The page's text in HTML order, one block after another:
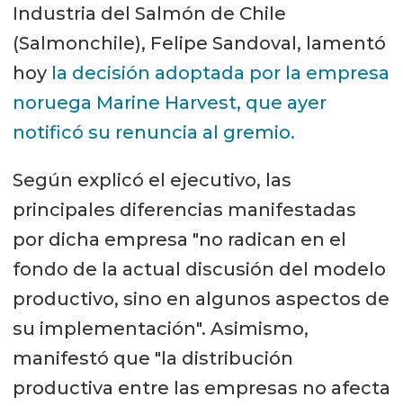
Industria del Salmón de Chile
(Salmonchile), Felipe Sandoval, lamentó
hoy la decisión adoptada por la empresa
noruega Marine Harvest, que ayer
notificó su renuncia al gremio.
Según explicó el ejecutivo, las
principales diferencias manifestadas
por dicha empresa "no radican en el
fondo de la actual discusión del modelo
productivo, sino en algunos aspectos de
su implementación". Asimismo,
manifestó que "la distribución
productiva entre las empresas no afecta